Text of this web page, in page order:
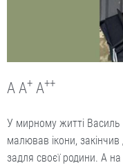
A A+ A++
У мирному житті
малював ікони,
задля своєї родини. А